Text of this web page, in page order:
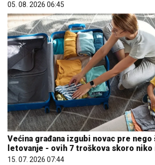
05. 08. 2026 06:45
Većina građana izgubi novac pre
letovanje - ovih 7 troškova skoro niko
15. 07. 2026 07:44